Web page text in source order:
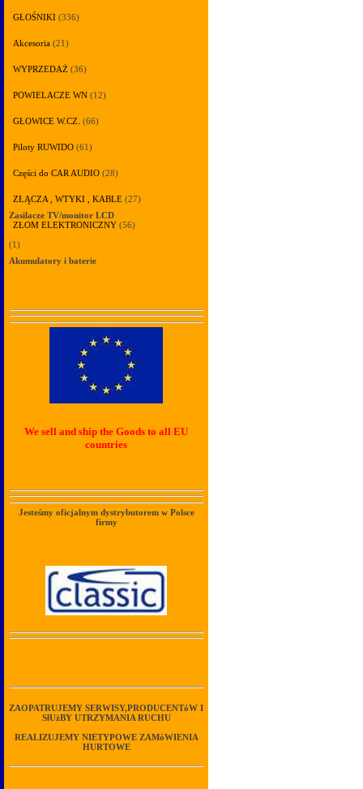
GŁOŚNIKI (336)
Akcesoria (21)
WYPRZEDAŻ (36)
POWIELACZE WN (12)
GŁOWICE W.CZ. (66)
Piloty RUWIDO (61)
Części do CAR AUDIO (28)
ZŁĄCZA , WTYKI , KABLE (27)
Zasilacze TV/monitor LCD
ZŁOM ELEKTRONICZNY (56)
(1)
Akumulatory i baterie
We sell and ship the Goods to all EU
countries
Jesteśmy oficjalnym dystrybutorem w Polsce
firmy
ZAOPATRUJEMY SERWISY,PRODUCENTóW I
SłUżBY UTRZYMANIA RUCHU
REALIZUJEMY NIETYPOWE ZAMóWIENIA
HURTOWE